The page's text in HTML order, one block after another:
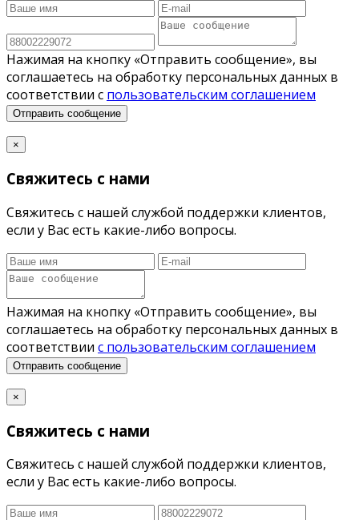
Нажимая на кнопку «Отправить сообщение», вы
соглашаетесь на обработку персональных данных в
соответствии с пользовательским соглашением
Отправить сообщение
×
Свяжитесь с нами
Свяжитесь с нашей службой поддержки клиентов,
если у Вас есть какие-либо вопросы.
Нажимая на кнопку «Отправить сообщение», вы
соглашаетесь на обработку персональных данных в
соответствии с пользовательским соглашением
Отправить сообщение
×
Свяжитесь с нами
Свяжитесь с нашей службой поддержки клиентов,
если у Вас есть какие-либо вопросы.